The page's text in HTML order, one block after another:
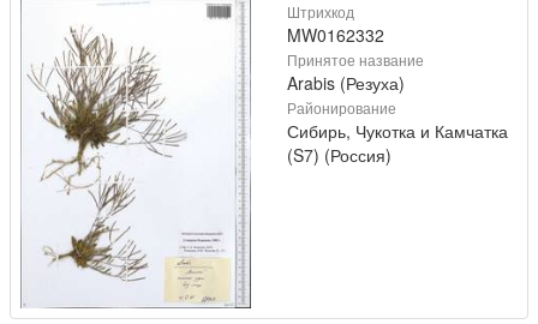
Штрихкод
MW0162332
Принятое название
Arabis (Резуха)
Районирование
Сибирь, Чукотка и Камчатка
(S7) (Россия)